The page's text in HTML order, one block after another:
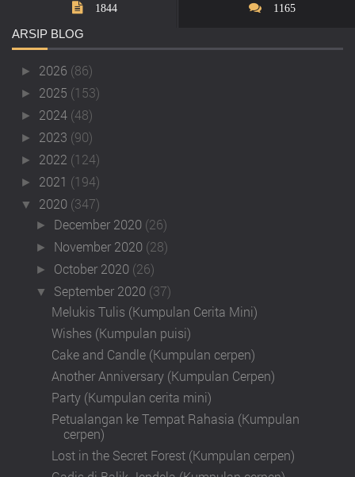
1844 1165
ARSIP BLOG
► 2026 (86)
► 2025 (153)
► 2024 (48)
► 2023 (90)
► 2022 (124)
► 2021 (194)
▼ 2020 (347)
► December 2020 (26)
► November 2020 (28)
► October 2020 (26)
▼ September 2020 (37)
Melukis Tulis (Kumpulan Cerita Mini)
Wishes (Kumpulan puisi)
Cake and Candle (Kumpulan cerpen)
Another Anniversary (Kumpulan Cerpen)
Party (Kumpulan cerita mini)
Petualangan ke Tempat Rahasia (Kumpulan
cerpen)
Lost in the Secret Forest (Kumpulan cerpen)